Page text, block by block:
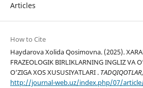
Articles
How to Cite
Haydarova Xolida Qosimovna. (2025).
FRAZEOLOGIK BIRLIKLARNING INGLIZ VA
O‘ZIGA XOS XUSUSIYATLARI . TADQIQOTLAR,
http://journal-web.uz/index.php/07/